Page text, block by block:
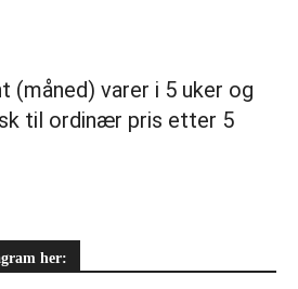
(måned) varer i 5 uker og
til ordinær pris etter 5
her: